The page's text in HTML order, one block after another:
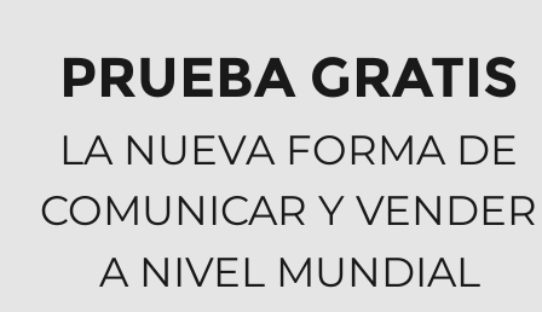
PRUEBA GRATIS
LA NUEVA FORMA DE
COMUNICAR Y VENDER
A NIVEL MUNDIAL